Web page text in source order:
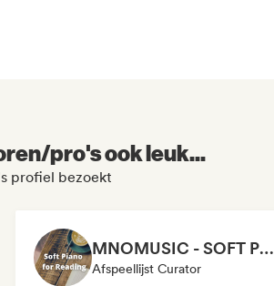
pro's ook leuk...
profiel bezoekt
MNOMUSIC - SOFT PIANO and NEO-CLASSICAL
Afspeellijst Curator